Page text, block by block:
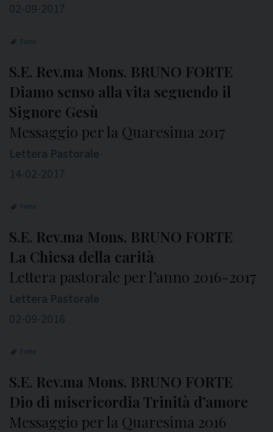
02-09-2017
Forte
S.E. Rev.ma Mons. BRUNO FORTE
Diamo senso alla vita seguendo il
Signore Gesù
Messaggio per la Quaresima 2017
Lettera Pastorale
14-02-2017
Forte
S.E. Rev.ma Mons. BRUNO FORTE
La Chiesa della carità
Lettera pastorale per l’anno 2016-2017
Lettera Pastorale
02-09-2016
Forte
S.E. Rev.ma Mons. BRUNO FORTE
Dio di misericordia Trinità d’amore
Messaggio per la Quaresima 2016